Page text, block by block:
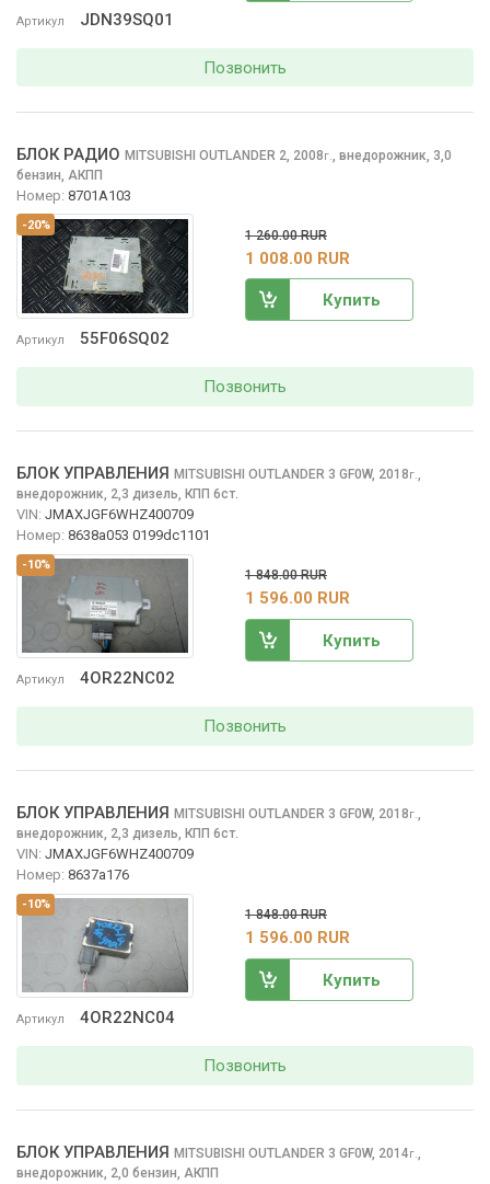
Артикул JDN39SQ01
Позвонить
-20%
Артикул 55F06SQ02
БЛОК РАДИО MITSUBISHI OUTLANDER 2, 2008г., внедорожник, 3,0
бензин, АКПП
Номер: 8701A103
1 260.00 RUR
1 008.00 RUR
Купить
Позвонить
-10%
Артикул 4OR22NC02
БЛОК УПРАВЛЕНИЯ MITSUBISHI OUTLANDER 3 GF0W, 2018г.,
внедорожник, 2,3 дизель, КПП 6ст.
VIN: JMAXJGF6WHZ400709
Номер: 8638a053 0199dc1101
1 848.00 RUR
1 596.00 RUR
Купить
Позвонить
-10%
Артикул 4OR22NC04
БЛОК УПРАВЛЕНИЯ MITSUBISHI OUTLANDER 3 GF0W, 2018г.,
внедорожник, 2,3 дизель, КПП 6ст.
VIN: JMAXJGF6WHZ400709
Номер: 8637a176
1 848.00 RUR
1 596.00 RUR
Купить
Позвонить
БЛОК УПРАВЛЕНИЯ MITSUBISHI OUTLANDER 3 GF0W, 2014г.,
внедорожник, 2,0 бензин, АКПП